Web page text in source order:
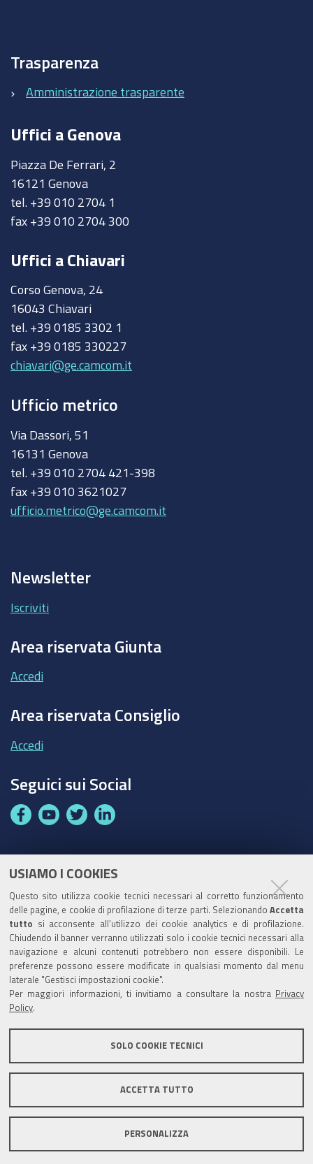
USIAMO I COOKIES
Questo sito utilizza cookie tecnici necessari al corretto funzionamento
delle pagine, e cookie di profilazione di terze parti. Selezionando Accetta
tutto si acconsente all’utilizzo dei cookie analytics e di profilazione.
Chiudendo il banner verranno utilizzati solo i cookie tecnici necessari alla
navigazione e alcuni contenuti potrebbero non essere disponibili. Le
preferenze possono essere modificate in qualsiasi momento dal menu
laterale "Gestisci impostazioni cookie".
Per maggiori informazioni, ti invitiamo a consultare la nostra
Privacy
Policy
SOLO COOKIE TECNICI
ACCETTA TUTTO
PERSONALIZZA
Trasparenza
Amministrazione trasparente
Uffici a Genova
Piazza De Ferrari, 2
16121 Genova
tel. +39 010 2704 1
fax +39 010 2704 300
Uffici a Chiavari
Corso Genova, 24
16043 Chiavari
tel. +39 0185 3302 1
fax +39 0185 330227
chiavari@ge.camcom.it
Ufficio metrico
Via Dassori, 51
16131 Genova
tel. +39 010 2704 421-398
fax +39 010 3621027
ufficio.metrico@ge.camcom.it
Newsletter
Iscriviti
Area riservata Giunta
Accedi
Area riservata Consiglio
Accedi
Seguici sui Social
F
e
o
o
k
Y
t
b
e
T
t
e
r
L
k
d
I
n
Codice Univoco Ufficio:UF1SDE
I soggetti privati potranno effettuare i pagamenti
tramite PagoPA con Modalità diretta o con Avviso di
pagamento al seguente linkPaga con PagoPA
Codice IBAN per le pubbliche amministrazioni
Banca D’Italia: IT96Z0100004306TU0000007079
Mappa del sito Privacy policy
Note legali
Area riservata Credits